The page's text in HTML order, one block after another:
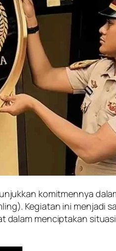
komitmennya
Kegiatan ini menjadi
dalam menciptakan